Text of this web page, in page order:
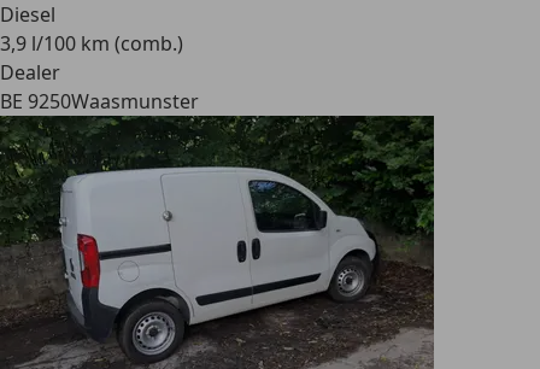
Diesel
3,9 l/100 km (comb.)
Dealer
BE 9250Waasmunster